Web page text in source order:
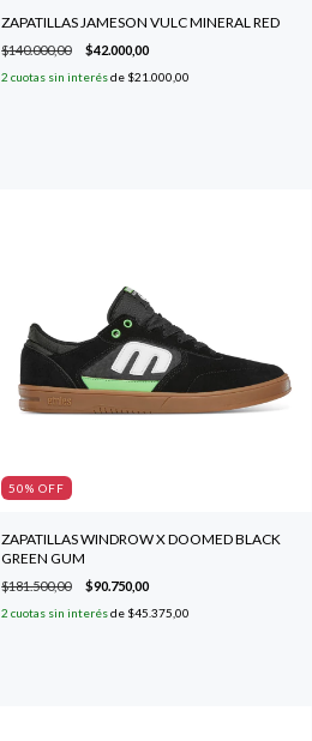
ZAPATILLAS JAMESON VULC MINERAL RED
$140.000,00 $42.000,00
2 cuotas sin interésde $21.000,00
50% OFF
ZAPATILLAS WINDROW X DOOMED BLACK
GREEN GUM
$181.500,00 $90.750,00
2 cuotas sin interésde $45.375,00